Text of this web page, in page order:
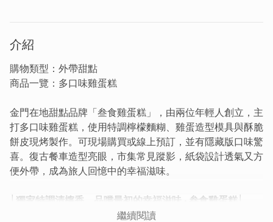
介紹
購物類型：外帶甜點
商品一覽：多口味雞蛋糕
金門在地甜點品牌「叁食雞蛋糕」，由兩位年輕人創立，主
打多口味雞蛋糕，使用特調檸檬麵糊、雞蛋造型模具與酥脆
餅皮現烤製作。可現場購買或線上預訂，並有隱藏版口味驚
喜。復古餐車造型亮眼，市集常見蹤影，紙袋設計透氣又方
便外帶，成為旅人回憶中的幸福滋味。
│獨家特調清檸香，品嚐最初的幸福滋味 ‧ 叁食雞蛋糕│
繼續閱讀